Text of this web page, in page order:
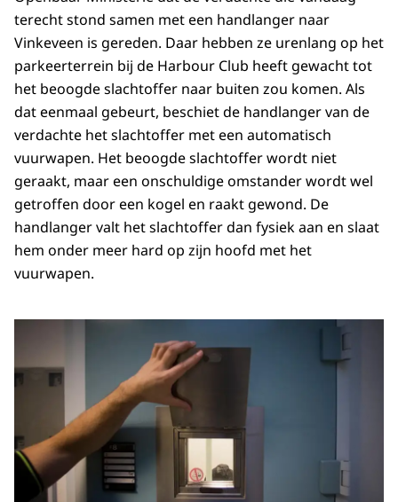
terecht stond samen met een handlanger naar
Vinkeveen is gereden. Daar hebben ze urenlang op het
parkeerterrein bij de Harbour Club heeft gewacht tot
het beoogde slachtoffer naar buiten zou komen. Als
dat eenmaal gebeurt, beschiet de handlanger van de
verdachte het slachtoffer met een automatisch
vuurwapen. Het beoogde slachtoffer wordt niet
geraakt, maar een onschuldige omstander wordt wel
getroffen door een kogel en raakt gewond. De
handlanger valt het slachtoffer dan fysiek aan en slaat
hem onder meer hard op zijn hoofd met het
vuurwapen.